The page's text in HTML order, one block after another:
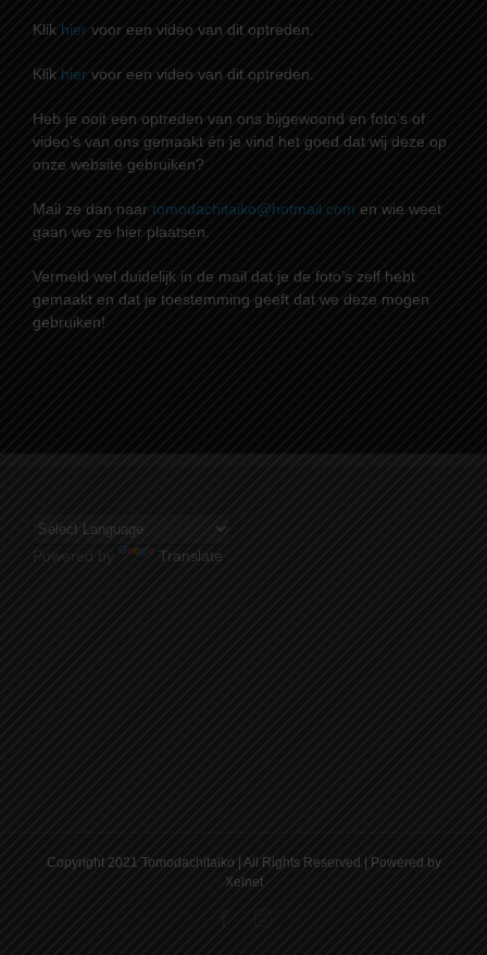
Klik hier voor een video van dit optreden.
Klik hier voor een video van dit optreden.
Heb je ooit een optreden van ons bijgewoond en foto’s of
video’s van ons gemaakt én je vind het goed dat wij deze op
onze website gebruiken?
Mail ze dan naar tomodachitaiko@hotmail.com en wie weet
gaan we ze hier plaatsen.
Vermeld wel duidelijk in de mail dat je de foto’s zelf hebt
gemaakt en dat je toestemming geeft dat we deze mogen
gebruiken!
Powered by Translate
Copyright 2021 Tomodachitaiko | All Rights Reserved | Powered by
Xelnet